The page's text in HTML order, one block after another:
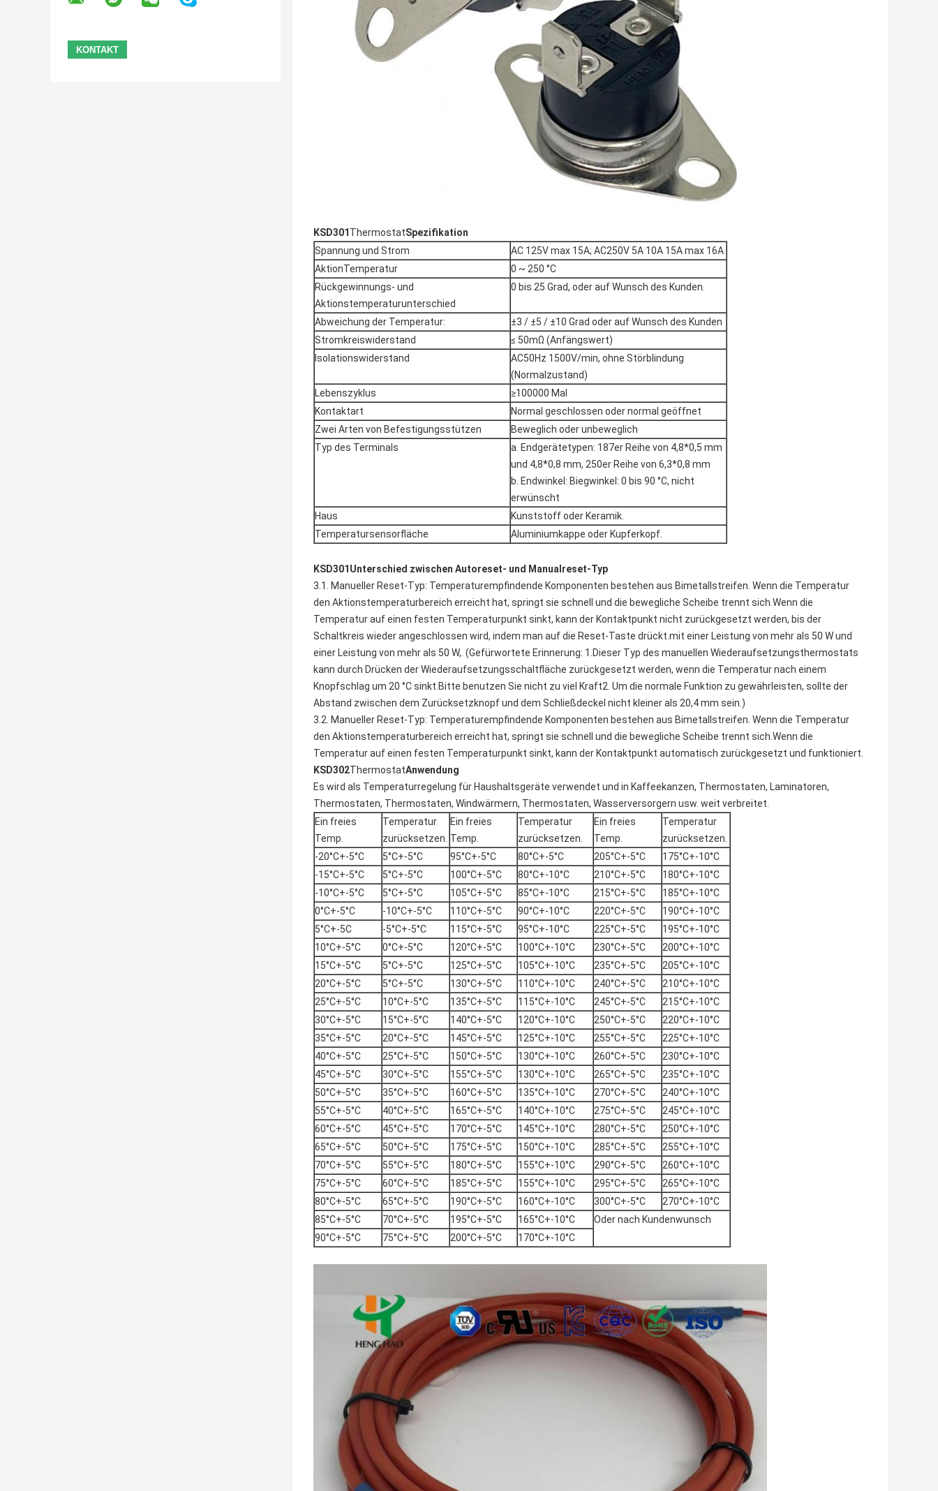
KSD301 ThermostatSpezifikation
Spannung und Strom
AC 125V max 15A; AC250V 5A 10A 15A max 16A
AktionTemperatur
0 ~ 250 °C
Rückgewinnungs- und
Aktionstemperaturunterschied
0 bis 25 Grad, oder auf Wunsch des Kunden.
Abweichung der Temperatur:
±3 / ±5 / ±10 Grad oder auf Wunsch des Kunden
Stromkreiswiderstand
≤ 50mΩ (Anfängswert)
Isolationswiderstand
AC50Hz 1500V/min, ohne Störblindung
(Normalzustand)
Lebenszyklus
≥100000 Mal
Kontaktart
Normal geschlossen oder normal geöffnet
Zwei Arten von Befestigungsstützen
Beweglich oder unbeweglich
Typ des Terminals
a. Endgerätetypen: 187er Reihe von 4,8*0,5 mm
und 4,8*0,8 mm, 250er Reihe von 6,3*0,8 mm
b. Endwinkel: Biegwinkel: 0 bis 90 °C, nicht
erwünscht
Haus
Kunststoff oder Keramik.
Temperatursensorfläche
Aluminiumkappe oder Kupferkopf.
KSD301 Unterschied zwischen Autoreset- und Manualreset-Typ
3.1. Manueller Reset-Typ: Temperaturempfindende Komponenten bestehen aus Bimetallstreifen. Wenn die Temperatur
den Aktionstemperaturbereich erreicht hat, springt sie schnell und die bewegliche Scheibe trennt sich.Wenn die
Temperatur auf einen festen Temperaturpunkt sinkt, kann der Kontaktpunkt nicht zurückgesetzt werden, bis der
Schaltkreis wieder angeschlossen wird, indem man auf die Reset-Taste drückt.mit einer Leistung von mehr als 50 W und
einer Leistung von mehr als 50 W,. (Gefürwortete Erinnerung: 1.Dieser Typ des manuellen Wiederaufsetzungsthermostats
kann durch Drücken der Wiederaufsetzungsschaltfläche zurückgesetzt werden, wenn die Temperatur nach einem
Knopfschlag um 20 °C sinkt.Bitte benutzen Sie nicht zu viel Kraft2. Um die normale Funktion zu gewährleisten, sollte der
Abstand zwischen dem Zurücksetzknopf und dem Schließdeckel nicht kleiner als 20,4 mm sein.)
3.2. Manueller Reset-Typ: Temperaturempfindende Komponenten bestehen aus Bimetallstreifen. Wenn die Temperatur
den Aktionstemperaturbereich erreicht hat, springt sie schnell und die bewegliche Scheibe trennt sich.Wenn die
Temperatur auf einen festen Temperaturpunkt sinkt, kann der Kontaktpunkt automatisch zurückgesetzt und funktioniert.
KSD302ThermostatAnwendung
Es wird als Temperaturregelung für Haushaltsgeräte verwendet und in Kaffeekanzen, Thermostaten, Laminatoren,
Thermostaten, Thermostaten, Windwärmern, Thermostaten, Wasserversorgern usw. weit verbreitet.
Ein freies
Temp.
Temperatur
zurücksetzen.
Ein freies
Temp.
Temperatur
zurücksetzen.
Ein freies
Temp.
Temperatur
zurücksetzen.
-20°C+-5°C
5°C+-5°C 95°C+-5°C 80°C+-5°C 205°C+-5°C
175°C+-10°C
-15°C+-5°C
5°C+-5°C 100°C+-5°C 80°C+-10°C 210°C+-5°C
180°C+-10°C
-10°C+-5°C
5°C+-5°C 105°C+-5°C 85°C+-10°C 215°C+-5°C
185°C+-10°C
0°C+-5°C
-10°C+-5°C 110°C+-5°C 90°C+-10°C 220°C+-5°C
190°C+-10°C
5°C+-5C
-5°C+-5°C 115°C+-5°C 95°C+-10°C 225°C+-5°C
195°C+-10°C
10°C+-5°C
0°C+-5°C 120°C+-5°C 100°C+-10°C 230°C+-5°C
200°C+-10°C
15°C+-5°C
5°C+-5°C 125°C+-5°C 105°C+-10°C 235°C+-5°C
205°C+-10°C
20°C+-5°C
5°C+-5°C 130°C+-5°C 110°C+-10°C 240°C+-5°C
210°C+-10°C
25°C+-5°C
10°C+-5°C 135°C+-5°C 115°C+-10°C 245°C+-5°C
215°C+-10°C
30°C+-5°C
15°C+-5°C 140°C+-5°C 120°C+-10°C 250°C+-5°C
220°C+-10°C
35°C+-5°C
20°C+-5°C 145°C+-5°C 125°C+-10°C 255°C+-5°C
225°C+-10°C
40°C+-5°C
25°C+-5°C 150°C+-5°C 130°C+-10°C 260°C+-5°C
230°C+-10°C
45°C+-5°C
30°C+-5°C 155°C+-5°C 130°C+-10°C 265°C+-5°C
235°C+-10°C
50°C+-5°C
35°C+-5°C 160°C+-5°C 135°C+-10°C 270°C+-5°C
240°C+-10°C
55°C+-5°C
40°C+-5°C 165°C+-5°C 140°C+-10°C 275°C+-5°C
245°C+-10°C
60°C+-5°C
45°C+-5°C 170°C+-5°C 145°C+-10°C 280°C+-5°C
250°C+-10°C
65°C+-5°C
50°C+-5°C 175°C+-5°C 150°C+-10°C 285°C+-5°C
255°C+-10°C
70°C+-5°C
55°C+-5°C 180°C+-5°C 155°C+-10°C 290°C+-5°C
260°C+-10°C
75°C+-5°C
60°C+-5°C 185°C+-5°C 155°C+-10°C 295°C+-5°C
265°C+-10°C
80°C+-5°C
65°C+-5°C 190°C+-5°C 160°C+-10°C 300°C+-5°C
270°C+-10°C
85°C+-5°C
70°C+-5°C 195°C+-5°C 165°C+-10°C
Oder nach Kundenwunsch
90°C+-5°C
75°C+-5°C 200°C+-5°C 170°C+-10°C